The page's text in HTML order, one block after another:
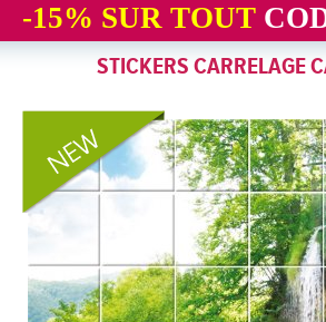
-15% SUR TOUT
STICKERS CARRELAGE